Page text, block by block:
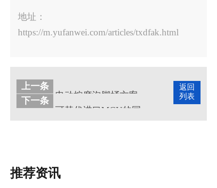
地址：
https://m.yufanwei.com/articles/txdfak.html
返回
列表
上一条
下一条
推荐资讯